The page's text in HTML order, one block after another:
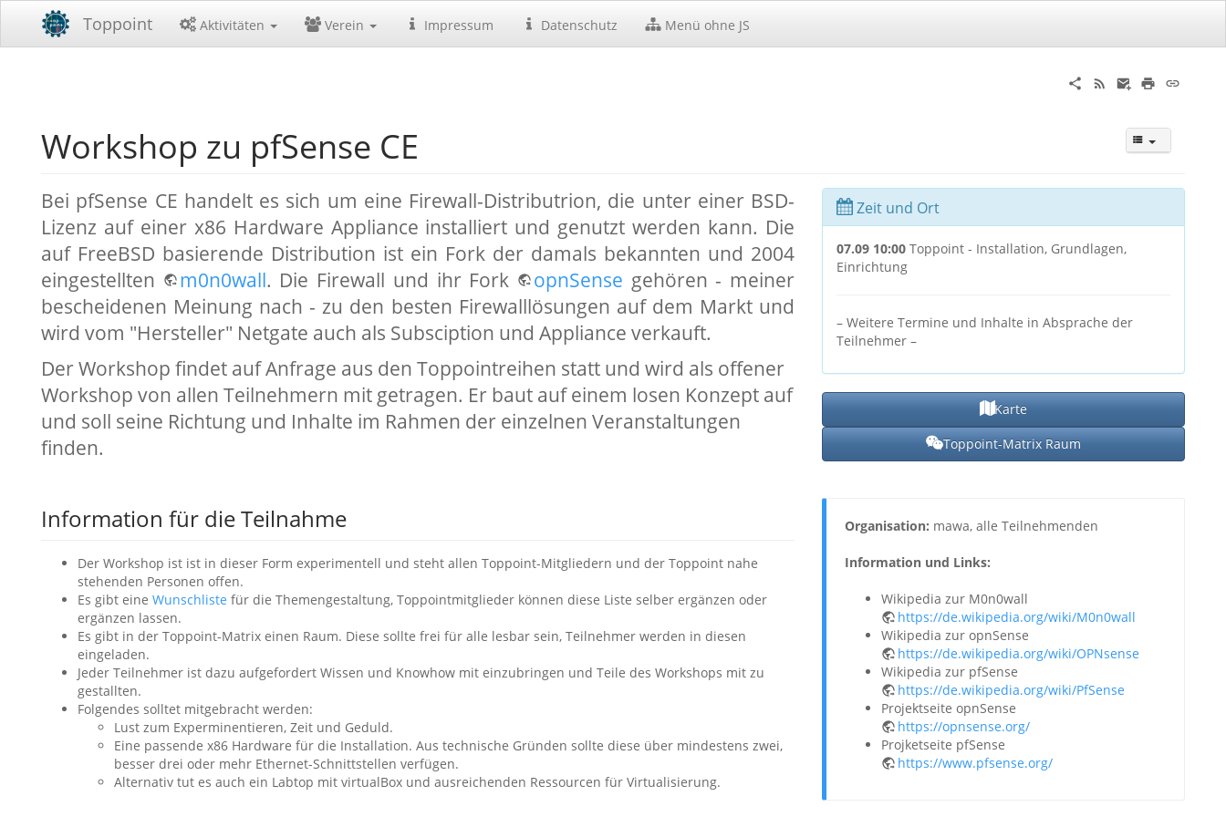
Toppoint Aktivitäten Verein Impressum Datenschutz Menü ohne JS
Workshop zu pfSense CE
Bei pfSense CE handelt es sich um eine Firewall-Distributrion, die unter einer BSD-
Lizenz auf einer x86 Hardware Appliance installiert und genutzt werden kann. Die
auf FreeBSD basierende Distribution ist ein Fork der damals bekannten und 2004
eingestellten
m0n0wall. Die Firewall und ihr Fork opnSense gehören - meiner
bescheidenen Meinung nach - zu den besten Firewalllösungen auf dem Markt und
wird vom "Hersteller" Netgate auch als Subsciption und Appliance verkauft.
Der Workshop findet auf Anfrage aus den Toppointreihen statt und wird als offener
Workshop von allen Teilnehmern mit getragen. Er baut auf einem losen Konzept auf
und soll seine Richtung und Inhalte im Rahmen der einzelnen Veranstaltungen
finden.
Zeit und Ort
07.09 10:00 Toppoint - Installation, Grundlagen,
Einrichtung
– Weitere Termine und Inhalte in Absprache der
Teilnehmer –
Karte
Toppoint-Matrix Raum
Information für die Teilnahme
Der Workshop ist ist in dieser Form experimentell und steht allen Toppoint-Mitgliedern und der Toppoint nahe
stehenden Personen offen.
Es gibt eine Wunschliste für die Themengestaltung, Toppointmitglieder können diese Liste selber ergänzen oder
ergänzen lassen.
Es gibt in der Toppoint-Matrix einen Raum. Diese sollte frei für alle lesbar sein, Teilnehmer werden in diesen
eingeladen.
Jeder Teilnehmer ist dazu aufgefordert Wissen und Knowhow mit einzubringen und Teile des Workshops mit zu
gestallten.
Folgendes solltet mitgebracht werden:
Lust zum Experminentieren, Zeit und Geduld.
Eine passende x86 Hardware für die Installation. Aus technische Gründen sollte diese über mindestens zwei,
besser drei oder mehr Ethernet-Schnittstellen verfügen.
Alternativ tut es auch ein Labtop mit virtualBox und ausreichenden Ressourcen für Virtualisierung.
Organisation: mawa, alle Teilnehmenden
Information und Links:
Wikipedia zur M0n0wall
https://de.wikipedia.org/wiki/M0n0wall
Wikipedia zur opnSense
https://de.wikipedia.org/wiki/OPNsense
Wikipedia zur pfSense
https://de.wikipedia.org/wiki/PfSense
Projektseite opnSense
https://opnsense.org/
Projketseite pfSense
https://www.pfsense.org/